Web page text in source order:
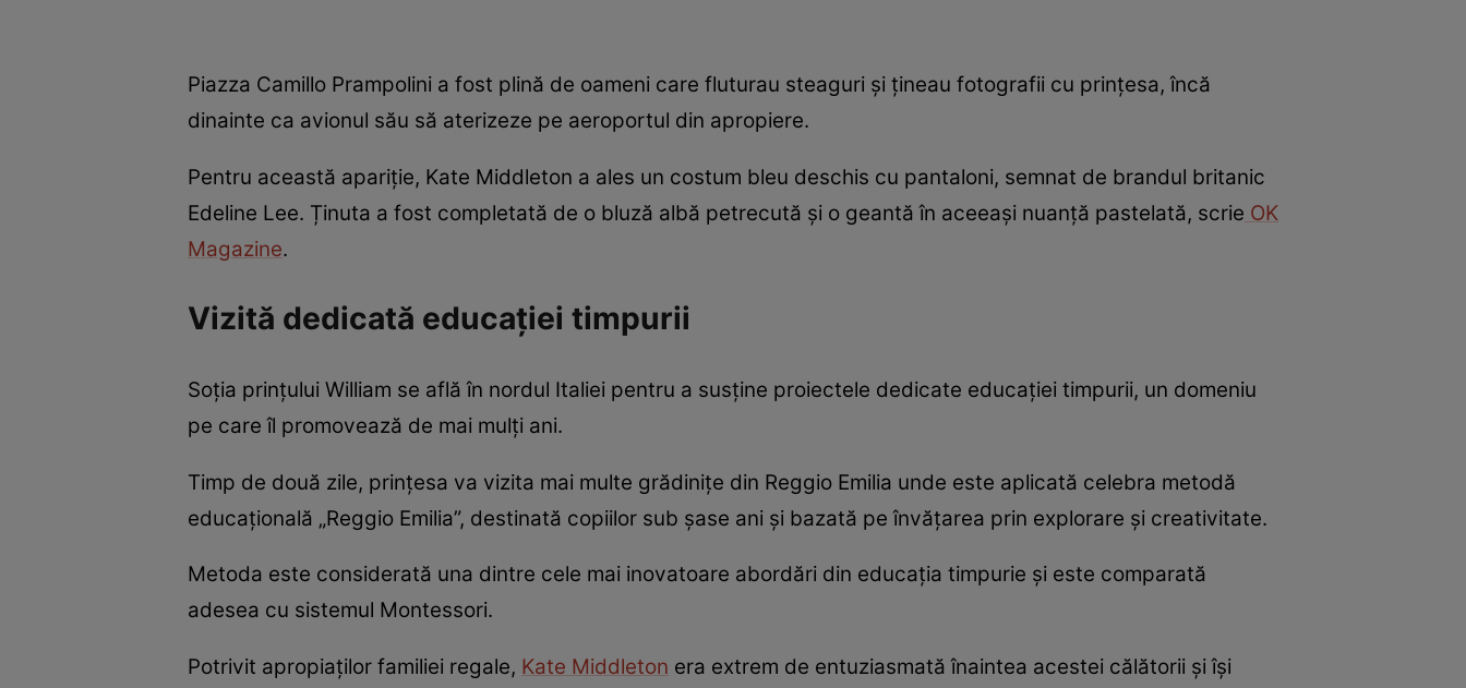
Piazza Camillo Prampolini a fost plină de oameni care fluturau steaguri și țineau fotografii cu prințesa, încă
dinainte ca avionul său să aterizeze pe aeroportul din apropiere.
Pentru această apariție, Kate Middleton a ales un costum bleu deschis cu pantaloni, semnat de brandul britanic
Edeline Lee. Ținuta a fost completată de o bluză albă petrecută și o geantă în aceeași nuanță pastelată, scrie OK
Magazine.
Vizită dedicată educației timpurii
Soția prințului William se află în nordul Italiei pentru a susține proiectele dedicate educației timpurii, un domeniu
pe care îl promovează de mai mulți ani.
Timp de două zile, prințesa va vizita mai multe grădinițe din Reggio Emilia unde este aplicată celebra metodă
educațională „Reggio Emilia”, destinată copiilor sub șase ani și bazată pe învățarea prin explorare și creativitate.
Metoda este considerată una dintre cele mai inovatoare abordări din educația timpurie și este comparată
adesea cu sistemul Montessori.
Potrivit apropiaților familiei regale, Kate Middleton era extrem de entuziasmată înaintea acestei călătorii și își